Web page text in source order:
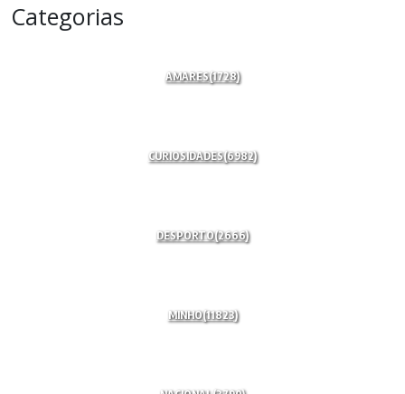
Categorias
AMARES(1728)
CURIOSIDADES(6982)
DESPORTO(2666)
MINHO(11823)